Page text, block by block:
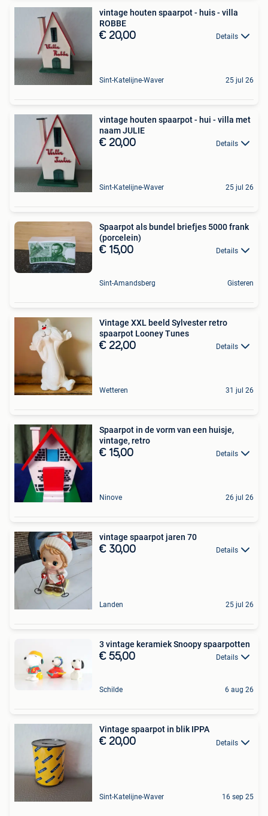
vintage houten spaarpot - huis - villa
ROBBE
€ 20,00 Details
Sint-Katelijne-Waver 25 jul 26
vintage houten spaarpot - hui - villa met
naam JULIE
€ 20,00 Details
Sint-Katelijne-Waver 25 jul 26
Spaarpot als bundel briefjes 5000 frank
(porcelein)
€ 15,00 Details
Sint-Amandsberg Gisteren
Vintage XXL beeld Sylvester retro
spaarpot Looney Tunes
€ 22,00 Details
Wetteren 31 jul 26
Spaarpot in de vorm van een huisje,
vintage, retro
€ 15,00 Details
Ninove 26 jul 26
vintage spaarpot jaren 70
€ 30,00 Details
Landen 25 jul 26
3 vintage keramiek Snoopy spaarpotten
€ 55,00 Details
Schilde 6 aug 26
Vintage spaarpot in blik IPPA
€ 20,00 Details
Sint-Katelijne-Waver 16 sep 25